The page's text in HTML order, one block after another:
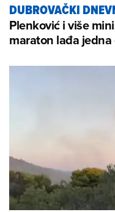
DUBROVAČKI
Plenković i više
maraton lađa